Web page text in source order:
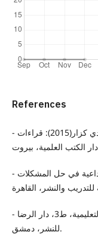
References
- احمد، مازن عبد الهادي، الطائي، مازن عيدي كزار(2015): قراءات
- البارودي، منال احمد (2015): الطرق الابداعية في حل المشكلات
- الحسين، عبد الحسن(2007): تطور البرامج التعليمية، ط3، دار الرضا
للنشر، دمشق.